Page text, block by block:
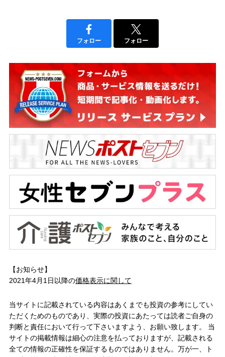
フォロー フォロー
【お知らせ】
2021年4月1日以降の価格表示に関して
当サイトに記載されている内容はあくまでも投資の参考にしてい
ただくためのものであり、実際の投資にあたっては読者ご自身の
判断と責任において行って下さいますよう、お願い致します。 当
サイトの掲載情報は細心の注意を払っておりますが、記載される
全ての情報の正確性を保証するものではありません。万が一、ト